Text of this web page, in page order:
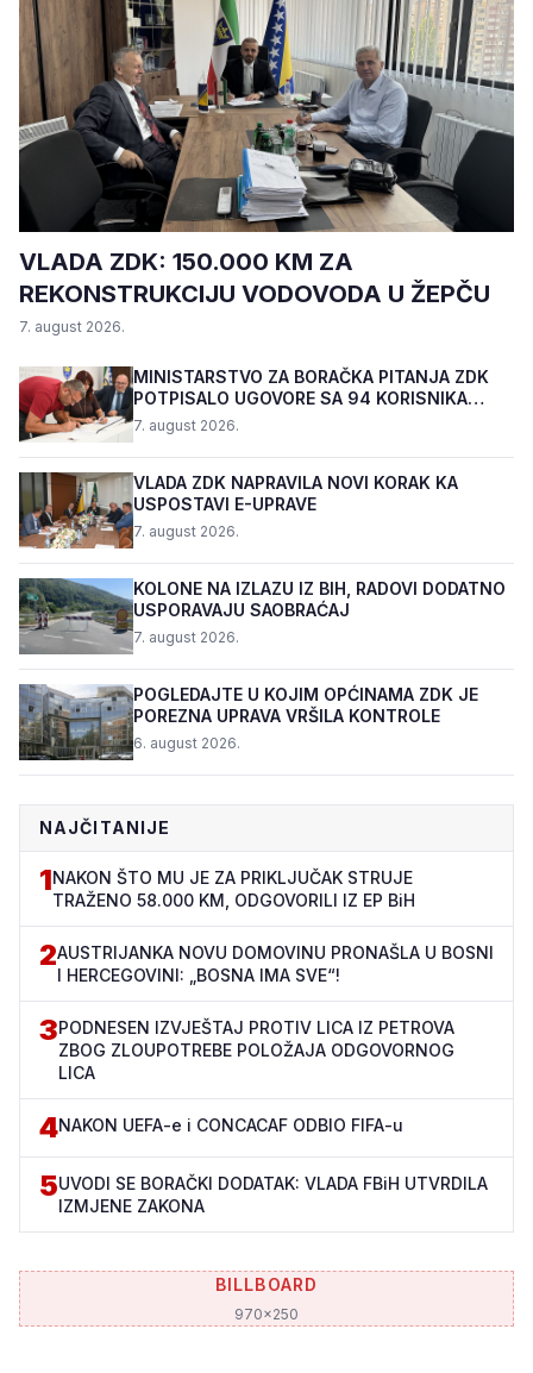
VLADA ZDK: 150.000 KM ZA
REKONSTRUKCIJU VODOVODA U ŽEPČU
7. august 2026.
MINISTARSTVO ZA BORAČKA PITANJA ZDK
POTPISALO UGOVORE SA 94 KORISNIKA
PROGRAMA "BIZNIS PL...
7. august 2026.
VLADA ZDK NAPRAVILA NOVI KORAK KA
USPOSTAVI E-UPRAVE
7. august 2026.
KOLONE NA IZLAZU IZ BIH, RADOVI DODATNO
USPORAVAJU SAOBRAĆAJ
7. august 2026.
POGLEDAJTE U KOJIM OPĆINAMA ZDK JE
POREZNA UPRAVA VRŠILA KONTROLE
6. august 2026.
NAJČITANIJE
1NAKON ŠTO MU JE ZA PRIKLJUČAK STRUJE
TRAŽENO 58.000 KM, ODGOVORILI IZ EP BiH
2AUSTRIJANKA NOVU DOMOVINU PRONAŠLA U BOSNI
I HERCEGOVINI: „BOSNA IMA SVE“!
3PODNESEN IZVJEŠTAJ PROTIV LICA IZ PETROVA
ZBOG ZLOUPOTREBE POLOŽAJA ODGOVORNOG
LICA
4NAKON UEFA-e i CONCACAF ODBIO FIFA-u
5UVODI SE BORAČKI DODATAK: VLADA FBiH UTVRDILA
IZMJENE ZAKONA
BILLBOARD
970x250